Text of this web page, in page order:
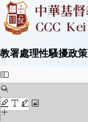
教署處理性騷擾政策